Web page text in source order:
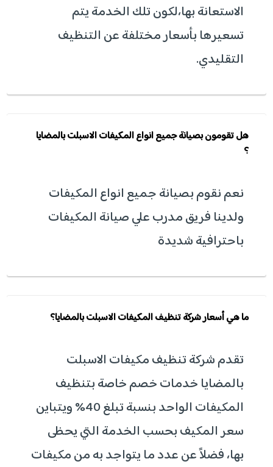
الاستعانة بها،لكون تلك الخدمة يتم
تسعيرها بأسعار مختلفة عن التنظيف
التقليدي.
هل تقومون بصيانة جميع انواع المكيفات الاسبلت بالمضايا
؟
نعم نقوم بصيانة جميع انواع المكيفات
ولدينا فريق مدرب علي صيانة المكيفات
باحترافية شديدة
ما هي أسعار شركة تنظيف المكيفات الاسبلت بالمضايا؟
تقدم شركة تنظيف مكيفات الاسبلت
بالمضايا خدمات خصم خاصة بتنظيف
المكيفات الواحد بنسبة تبلغ 40% ويتباين
سعر المكيف بحسب الخدمة التي يحظى
بها، فضلاً عن عدد ما يتواجد به من مكيفات